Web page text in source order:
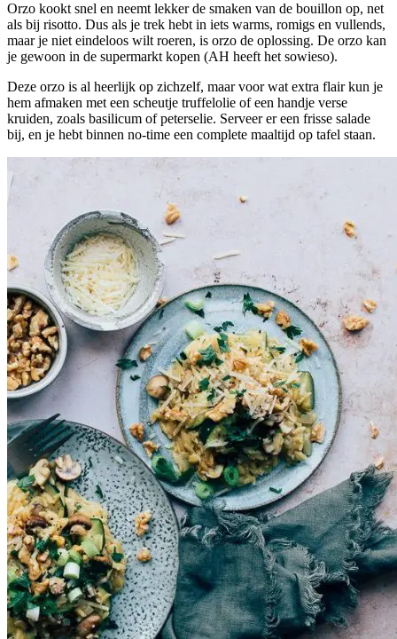
Orzo kookt snel en neemt lekker de smaken van de bouillon op, net
als bij risotto. Dus als je trek hebt in iets warms, romigs en vullends,
maar je niet eindeloos wilt roeren, is orzo de oplossing. De orzo kan
je gewoon in de supermarkt kopen (AH heeft het sowieso).
Deze orzo is al heerlijk op zichzelf, maar voor wat extra flair kun je
hem afmaken met een scheutje truffelolie of een handje verse
kruiden, zoals basilicum of peterselie. Serveer er een frisse salade
bij, en je hebt binnen no-time een complete maaltijd op tafel staan.